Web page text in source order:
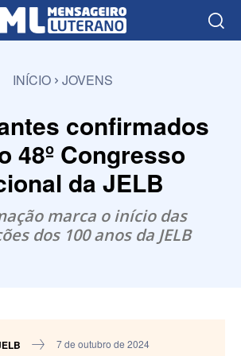
INÍCIO JOVENS
confirmados
48º Congresso
da JELB
marca o início das
dos 100 anos da JELB
7 de outubro de 2024